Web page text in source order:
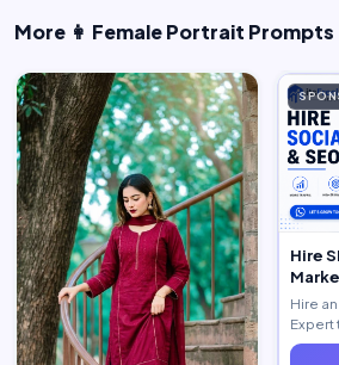
More 👩 Female Portrait Prompts
Hire
Hire
Expert